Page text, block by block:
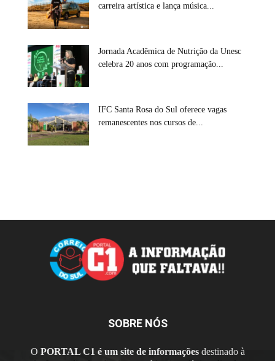
carreira artística e lança música...
Jornada Acadêmica de Nutrição da Unesc
celebra 20 anos com programação...
IFC Santa Rosa do Sul oferece vagas
remanescentes nos cursos de...
SOBRE NÓS
O PORTAL C1 é um site de informaçõesdestinado à